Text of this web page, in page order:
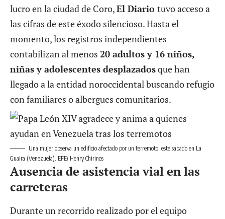
lucro en la ciudad de Coro,El Diario tuvo acceso a
las cifras de este éxodo silencioso. Hasta el
momento, los registros independientes
contabilizan al menos 20 adultos y 16 niños,
niñas y adolescentes desplazadosque han
llegado a la entidad noroccidental buscando refugio
con familiares o albergues comunitarios.
Una mujer observa un edificio afectado por un terremoto, este sábado en La
Guaira (Venezuela). EFE/ Henry Chirinos
Ausencia de asistencia vial en las
carreteras
Durante un recorrido realizado por el equipo